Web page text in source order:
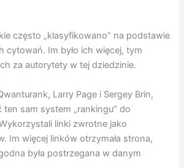
często „klasyfikowano” na podstawie
cytowań. Im było ich więcej, tym
za autorytety w tej dziedzinie.
Larry Page i Sergey Brin,
sam system „rankingu” do
linki zwrotne jako
Im więcej linków otrzymała strona,
była postrzegana w danym